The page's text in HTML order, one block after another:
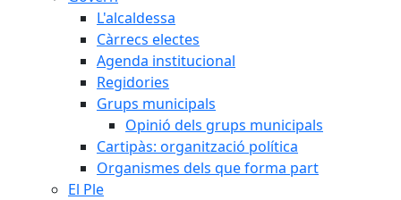
L'alcaldessa
Càrrecs electes
Agenda institucional
Regidories
Grups municipals
Opinió dels grups municipals
Cartipàs: organització política
Organismes dels que forma part
El Ple